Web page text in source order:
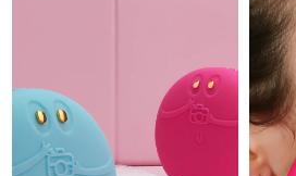
Sonderverwaltungsregion
Macau